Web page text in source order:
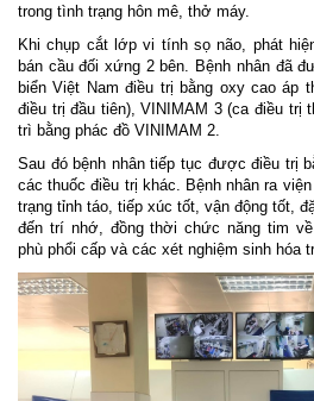
trong tình trạng hôn mê, thở máy.
Khi chụp cắt lớp vi tính sọ não, phát
bán cầu đối xứng 2 bên. Bệnh nhân đã
biển Việt Nam điều trị bằng oxy cao áp
điều trị đầu tiên), VINIMAM 3 (ca điều trị
trì bằng phác đồ VINIMAM 2.
Sau đó bệnh nhân tiếp tục được điều trị
các thuốc điều trị khác. Bệnh nhân ra
trạng tỉnh táo, tiếp xúc tốt, vận động tốt,
đến trí nhớ, đồng thời chức năng tim
phù phổi cấp và các xét nghiệm sinh hóa